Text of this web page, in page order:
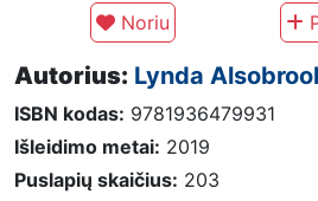
Noriu
Autorius: Lynda
ISBN kodas: 9781936479931
Išleidimo metai: 2019
Puslapių skaičius: 203